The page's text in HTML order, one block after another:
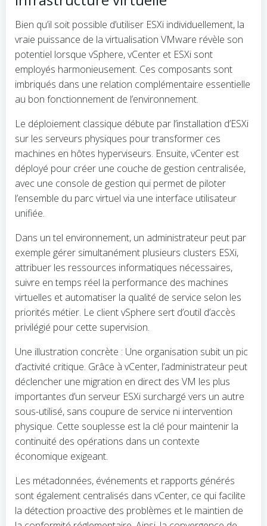
Bien qu’il soit possible d’utiliser ESXi individuellement, la
vraie puissance de la virtualisation VMware révèle son
potentiel lorsque vSphere, vCenter et ESXi sont
employés harmonieusement. Ces composants sont
imbriqués dans une relation complémentaire essentielle
au bon fonctionnement de l’environnement.
Le déploiement classique débute par l’installation d’ESXi
sur les serveurs physiques pour transformer ces
machines en hôtes hyperviseurs. Ensuite, vCenter est
déployé pour créer une couche de gestion centralisée,
avec une console de gestion qui permet de piloter
l’ensemble du parc virtuel via une interface utilisateur
unifiée.
Dans un tel environnement, un administrateur peut par
exemple gérer simultanément plusieurs clusters ESXi,
attribuer les ressources informatiques nécessaires,
suivre en temps réel la performance des machines
virtuelles et automatiser la qualité de service selon les
priorités métier. Le client vSphere sert d’outil d’accès
privilégié pour cette supervision.
Une illustration concrète : Une organisation subit un pic
d’activité critique. Grâce à vCenter, l’administrateur peut
déclencher une migration en direct des VM les plus
importantes d’un serveur ESXi surchargé vers un autre
sous-utilisé, sans coupure de service ni intervention
physique. Cette souplesse est la clé pour maintenir la
continuité des opérations dans un contexte
économique exigeant.
Les métadonnées, événements et rapports générés
sont également centralisés dans vCenter, ce qui facilite
la détection proactive des problèmes et le maintien de